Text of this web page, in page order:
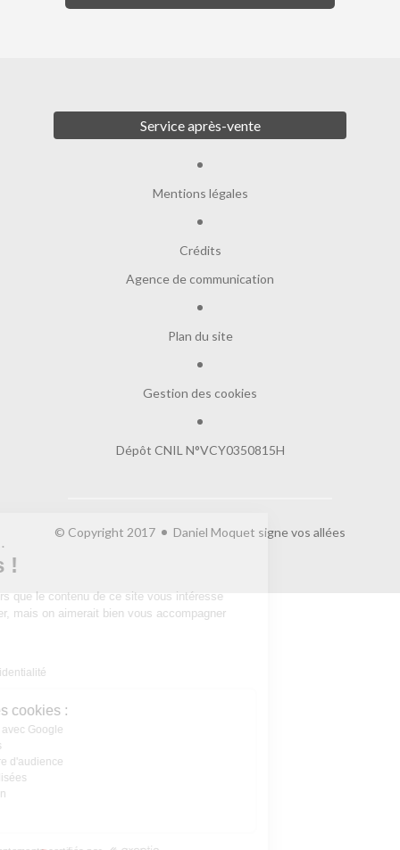
Service après-vente
Mentions légales
Crédits
Agence de communication
Plan du site
Gestion des cookies
Dépôt CNIL N°VCY0350815H
© Copyright 2017 Daniel Moquet signe vos allées
Salut c'est nous...
On a attendu d'être sûrs que le contenu de
ce site vous intéresse avant de vous déranger, mais on aimerait bien
Lire la politique de confidentialité
À quoi servent ces cookies :
Partage de données avec Google
Statistiques et mesure d'audience